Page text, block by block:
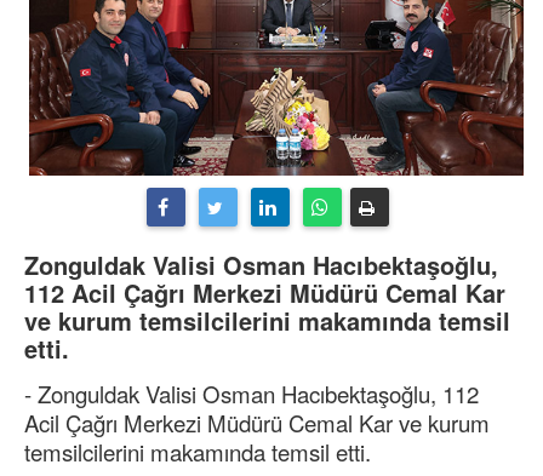
Zonguldak Valisi Osman Hacıbektaşoğlu,
112 Acil Çağrı Merkezi Müdürü Cemal Kar
ve kurum temsilcilerini makamında temsil
etti.
- Zonguldak Valisi Osman Hacıbektaşoğlu, 112
Acil Çağrı Merkezi Müdürü Cemal Kar ve kurum
temsilcilerini makamında temsil etti.